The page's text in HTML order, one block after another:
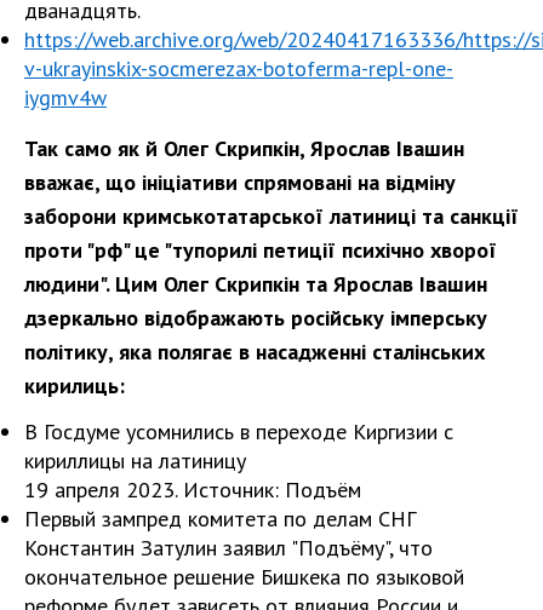
дванадцять.
https://web.archive.org/web/20240417163336/https://
v-ukrayinskix-socmerezax-botoferma-repl-one-
iygmv4w
Так само як й Олег Скрипкін, Ярослав Івашин
вважає, що ініціативи спрямовані на відміну
заборони кримськотатарської латиниці та санкції
проти "рф" це "тупорилі петиції психічно хворої
людини". Цим Олег Скрипкін та Ярослав Івашин
дзеркально відображають російську імперську
політику, яка полягає в насадженні сталінських
кирилиць:
В Госдуме усомнились в переходе Киргизии с
кириллицы на латиницу
19 апреля 2023. Источник: Подъём
Первый зампред комитета по делам СНГ
Константин Затулин заявил "Подъёму", что
окончательное решение Бишкека по языковой